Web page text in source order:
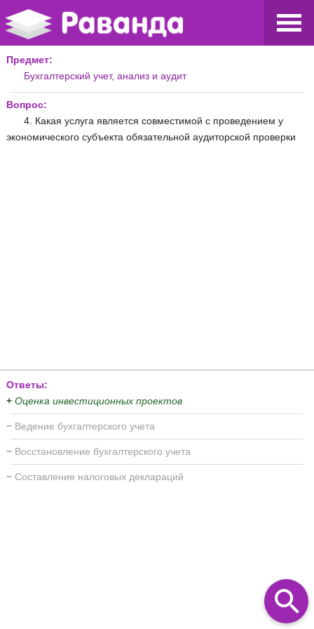
Предмет:
Бухгалтерский учет, анализ и аудит
Вопрос:
4. Какая услуга является совместимой с проведением у
экономического субъекта обязательной аудиторской проверки
Ответы:
+ Оценка инвестиционных проектов
− Ведение бухгалтерского учета
− Восстановление бухгалтерского учета
− Составление налоговых деклараций